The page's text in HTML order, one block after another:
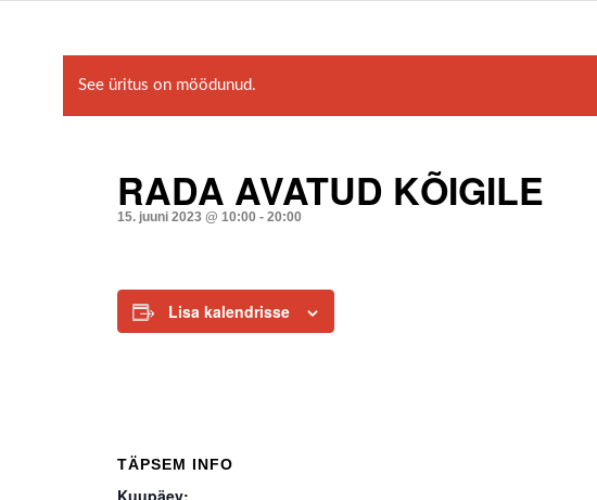
See üritus on möödunud.
RADA AVATUD KÕIGILE
15. juuni 2023 @ 10:00 - 20:00
Lisa kalendrisse
TÄPSEM INFO
Kuupäev: